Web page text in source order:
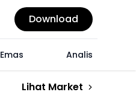
Download
Emas Analis
Lihat Market